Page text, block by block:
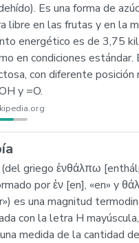
Es una forma de
libre en las frutas y en la
energético es de 3,75
en condiciones estándar.
con diferente
y =O.
griego ἐνθάλπω
por ἐν [en], «en» y
es una magnitud
con la letra H
medida de la cantidad